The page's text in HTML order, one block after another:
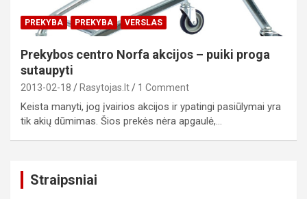
PREKYBA PREKYBA VERSLAS
Prekybos centro Norfa akcijos – puiki proga
sutaupyti
2013-02-18 Rasytojas.lt 1 Comment
Keista manyti, jog įvairios akcijos ir ypatingi pasiūlymai yra
tik akių dūmimas. Šios prekės nėra apgaulė,…
Straipsniai